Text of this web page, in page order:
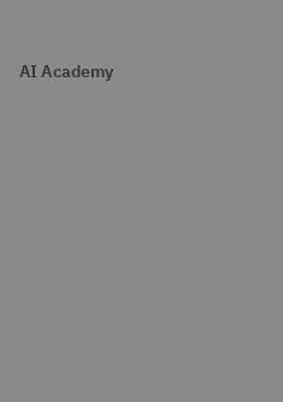
AI Academy